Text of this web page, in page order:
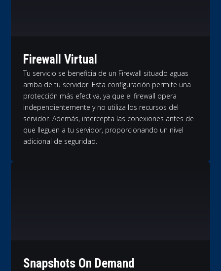
Firewall Virtual
Tu servicio se beneficia de un Firewall situado aguas
arriba de tu servidor. Esta configuración permite una
protección más efectiva, ya que el firewall opera
independientemente y no utiliza los recursos del
servidor. Además, intercepta las conexiones antes de
que lleguen a tu servidor, proporcionando un nivel
adicional de seguridad.
Snapshots On Demand